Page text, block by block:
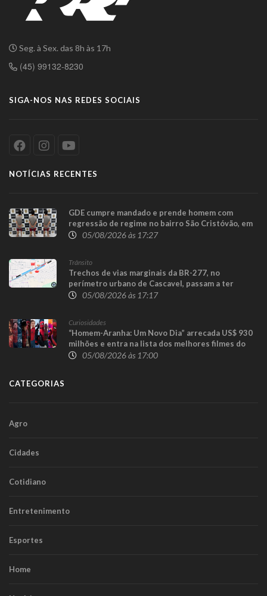
Seg. à Sex. das 8h às 17h
(45) 99132-8230
SIGA-NOS NAS REDES SOCIAIS
NOTÍCIAS RECENTES
GDE cumpre mandado e prende homem com
regressão de regime no bairro São Cristóvão, em
Cascavel
05/08/2026 às 17:27
Trânsito
Trechos de vias marginais da BR-277, no
perímetro urbano de Cascavel, passam a ter
sentido único para execução das obras da
05/08/2026 às 17:17
Curiosidades
“Homem-Aranha: Um Novo Dia” arrecada US$ 930
milhões e entra na lista dos melhores filmes do
herói05/08/2026 às 17:00
CATEGORIAS
Agro
Cidades
Cotidiano
Entretenimento
Esportes
Home